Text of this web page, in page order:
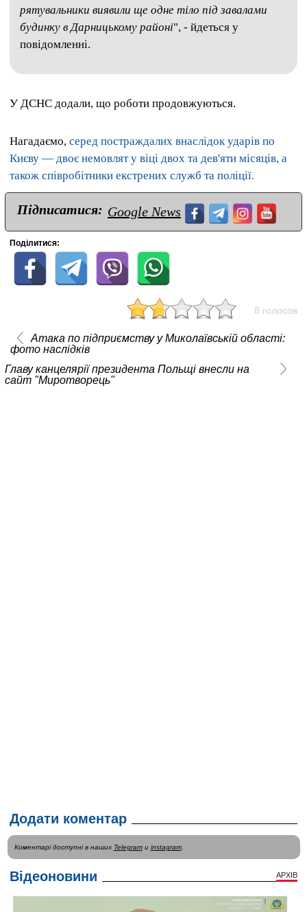
рятувальники виявили ще одне тіло під завалами
будинку в Дарницькому районі", - йдеться у
повідомленні.
У ДСНС додали, що роботи продовжуються.
Нагадаємо, серед постраждалих внаслідок ударів по
Києву — двоє немовлят у віці двох та дев'яти місяців, а
також співробітники екстрених служб та поліції.
Підписатися: Google News
Поділитися:
8 голосов
Атака по підприємству у Миколаївській області:
фото наслідків
Главу канцелярії президента Польщі внесли на
сайт "Миротворець"
Додати коментар
Коментарі доступні в наших Telegramи instagram.
Відеоновини АРХІВ